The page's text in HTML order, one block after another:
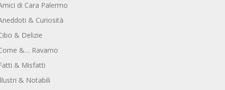
di Cara Palermo
& Curiosità
& Delizie
&… Ravamo
& Misfatti
& Notabili